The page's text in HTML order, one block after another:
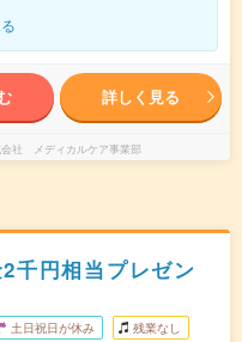
詳しく見る
会社 メディカルケア事業部
千円相当プレゼン
土日祝日が休み 残業なし